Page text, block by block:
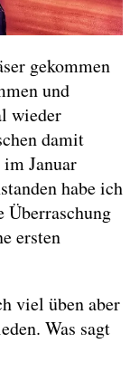
gekommen
und
wieder
damit
Januar
habe ich
Überraschung
ersten
viel üben aber
Was sagt